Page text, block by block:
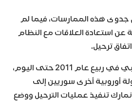
جدوى هذه الممارسات، فيما لم
عن استعادة العلاقات مع النظام
ترحيل.
منذ بداية الحراك الشعبي في ربيع عام 2011 حتى اليوم،
أوروبية أخرى سوريين إلى
تنفيذ عمليات الترحيل ووضع